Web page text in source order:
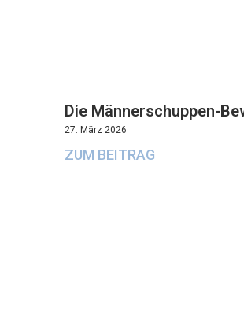
Die Männerschuppen-
27. März 2026
ZUM BEITRAG